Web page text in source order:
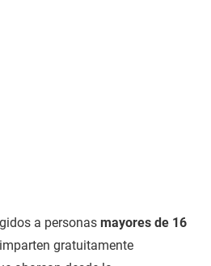
a personas mayores de 16
gratuitamente